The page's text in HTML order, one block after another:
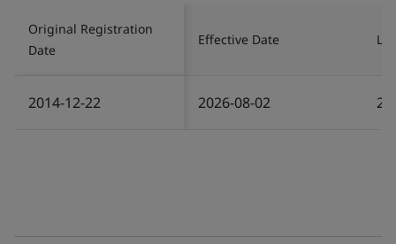
Original Registration
Date
Effective Date
2014-12-22 2026-08-02